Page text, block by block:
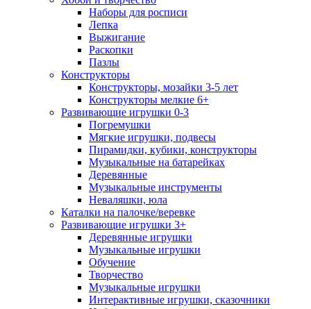
Наборы для росписи
Лепка
Выжигание
Раскопки
Пазлы
Конструкторы
Конструкторы, мозайки 3-5 лет
Конструкторы мелкие 6+
Развивающие игрушки 0-3
Погремушки
Мягкие игрушки, подвесы
Пирамидки, кубики, конструкторы
Музыкальные на батарейках
Деревянные
Музыкальные инструменты
Неваляшки, юла
Каталки на палочке/веревке
Развивающие игрушки 3+
Деревянные игрушки
Музыкальные игрушки
Обучение
Творчество
Музыкальные игрушки
Интерактивные игрушки, сказочники